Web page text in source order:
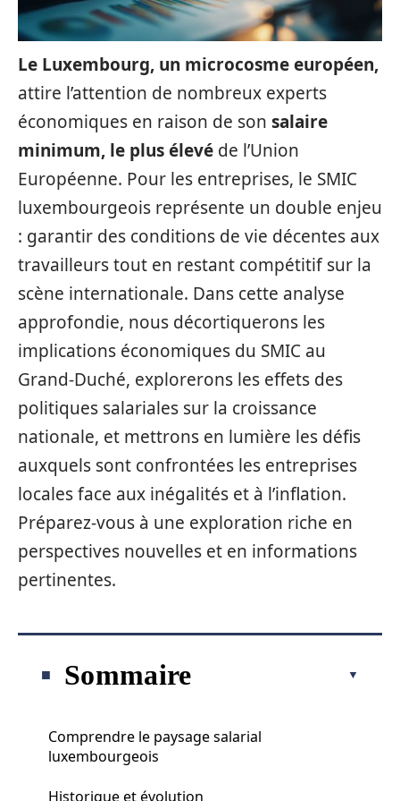
Le Luxembourg, un microcosme européen,
attire l’attention de nombreux experts
économiques en raison de son salaire
minimum, le plus élevé de l’Union
Européenne. Pour les entreprises, le SMIC
luxembourgeois représente un double enjeu
: garantir des conditions de vie décentes aux
travailleurs tout en restant compétitif sur la
scène internationale. Dans cette analyse
approfondie, nous décortiquerons les
implications économiques du SMIC au
Grand-Duché, explorerons les effets des
politiques salariales sur la croissance
nationale, et mettrons en lumière les défis
auxquels sont confrontées les entreprises
locales face aux inégalités et à l’inflation.
Préparez-vous à une exploration riche en
perspectives nouvelles et en informations
pertinentes.
Sommaire
Comprendre le paysage salarial
luxembourgeois
Historique et évolution